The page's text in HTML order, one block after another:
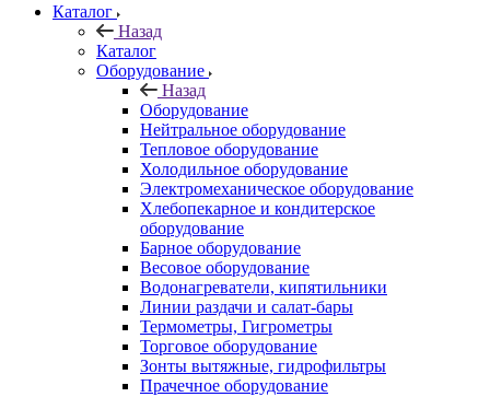
Каталог
Назад
Каталог
Оборудование
Назад
Оборудование
Нейтральное оборудование
Тепловое оборудование
Холодильное оборудование
Электромеханическое оборудование
Хлебопекарное и кондитерское
оборудование
Барное оборудование
Весовое оборудование
Водонагреватели, кипятильники
Линии раздачи и салат-бары
Термометры, Гигрометры
Торговое оборудование
Зонты вытяжные, гидрофильтры
Прачечное оборудование